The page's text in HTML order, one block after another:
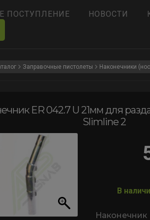
ПОСТУПЛЕНИЕ НОВОСТИ
Заправочные пистолеты Наконечники
ER 042.7 U 21мм для
Slimline 2
В